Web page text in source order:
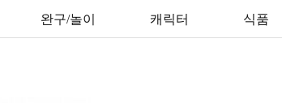
완구/놀이 캐릭터 식품